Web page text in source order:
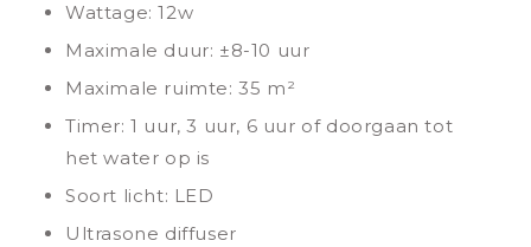
Wattage: 12w
Maximale duur: ±8-10 uur
Maximale ruimte: 35 m²
Timer: 1 uur, 3 uur, 6 uur of doorgaan tot
het water op is
Soort licht: LED
Ultrasone diffuser